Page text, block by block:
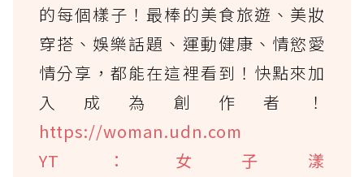
的每個樣子！最棒的美食旅遊、美妝
穿搭、娛樂話題、運動健康、情慾愛
情分享，都能在這裡看到！快點來加
入成為創作者！
https://woman.udn.com
YT：女子漾